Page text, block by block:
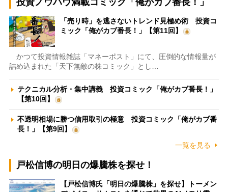
「売り時」を逃さないトレンド見極め術 投資コ
ミック「俺がカブ番長！」【第11回】
かつて投資情報雑誌「マネーポスト」にて、圧倒的な情報量が
詰め込まれた「天下無敵の株コミック」とし…
テクニカル分析・集中講義 投資コミック「俺がカブ番長！」
【第10回】
不透明相場に勝つ信用取引の極意 投資コミック「俺がカブ番
長！」【第9回】
一覧を見る
戸松信博の明日の爆騰株を探せ！
【戸松信博氏「明日の爆騰株」を探せ】トーメン